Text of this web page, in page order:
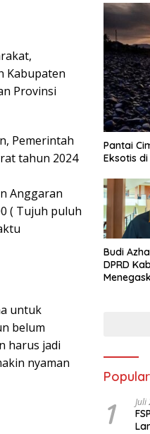
Kabupaten
Provinsi
Pemerintah
tahun 2024
Anggaran
( Tujuh puluh
untuk
belum
harus jadi
nyaman
Pantai
Eksotis
Budi
DPRD
Ekonomi
1 Juli